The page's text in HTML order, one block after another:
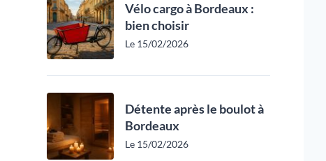
Vélo cargo à Bordeaux :
bien choisir
Le 15/02/2026
Détente après le boulot à
Bordeaux
Le 15/02/2026